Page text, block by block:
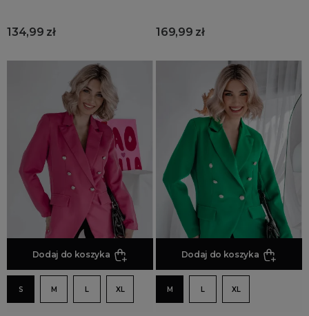
134,99 zł 169,99 zł
Dodaj do koszyka
S M L XL
Dodaj do koszyka
M L XL